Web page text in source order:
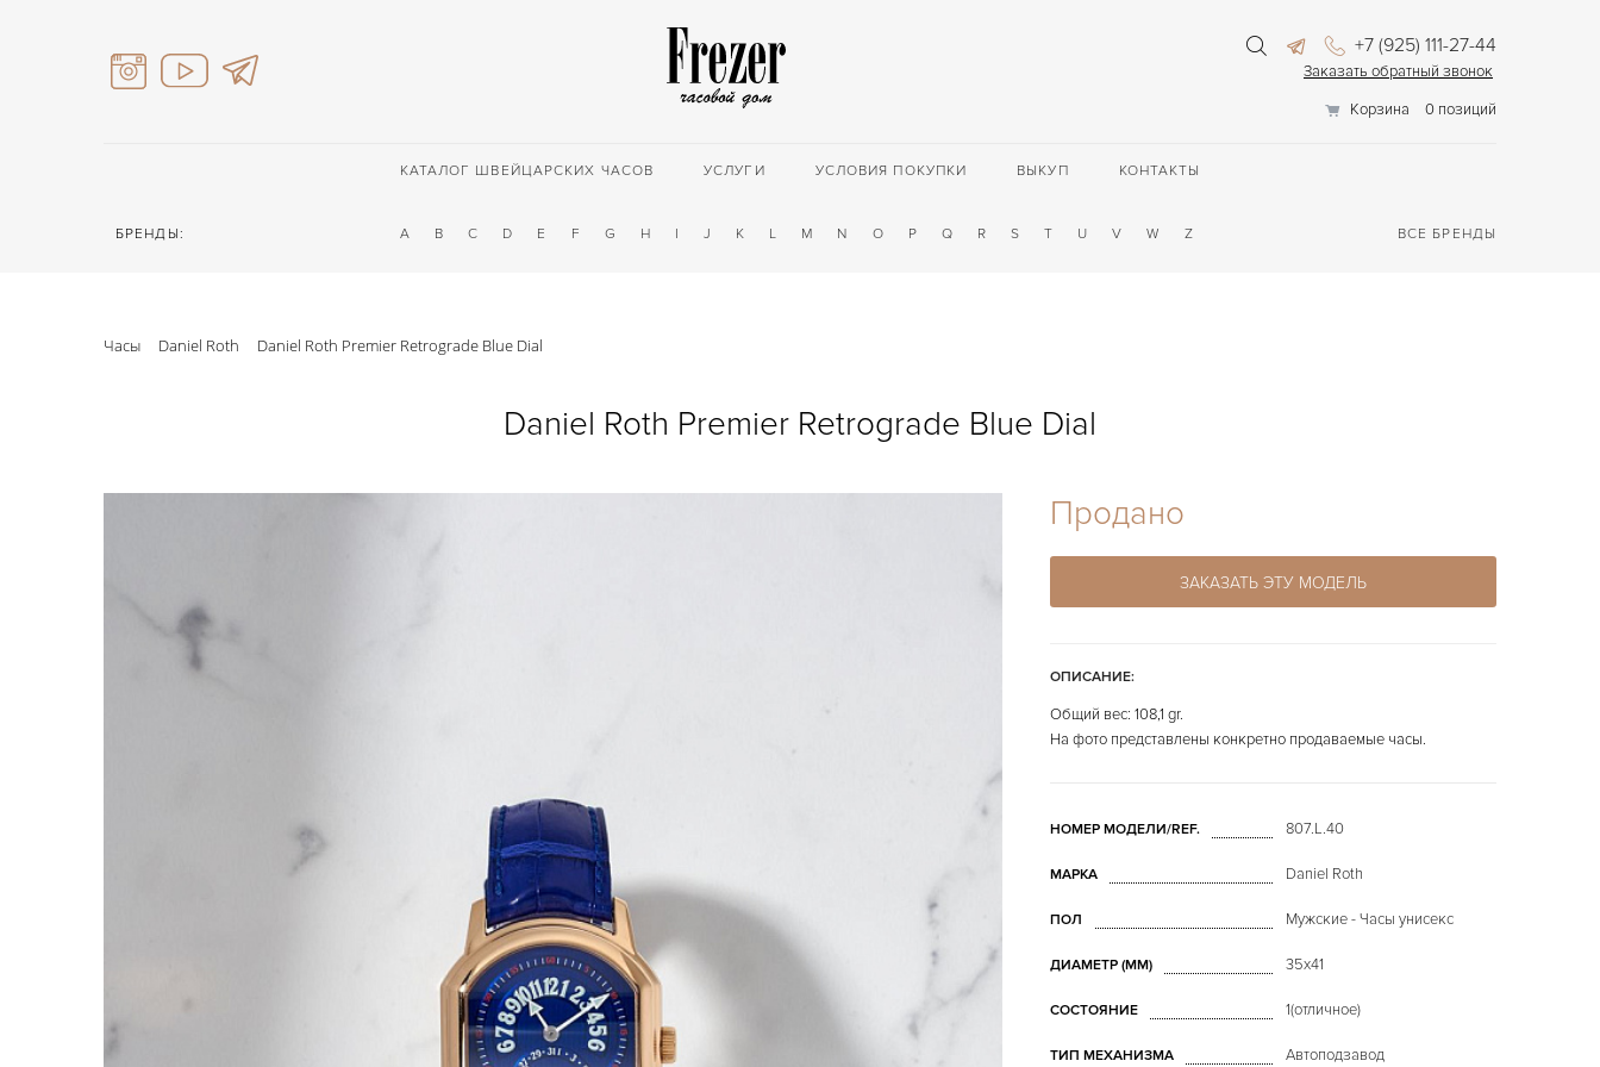
+7 (925) 111-27-44
Заказать обратный звонок
Корзина
0 позиций
КАТАЛОГ ШВЕЙЦАРСКИХ ЧАСОВ УСЛУГИ УСЛОВИЯ ПОКУПКИ ВЫКУП КОНТАКТЫ
БРЕНДЫ: A B C D E F G H I J K L M N O P Q R S T U V W Z ВСЕ БРЕНДЫ
Часы Daniel Roth Daniel Roth Premier Retrograde Blue Dial
Daniel Roth Premier Retrograde Blue Dial
Продано
ЗАКАЗАТЬ ЭТУ МОДЕЛЬ
ОПИСАНИЕ:
Общий вес: 108,1 gr.
На фото представлены конкретно продаваемые часы.
НОМЕР МОДЕЛИ/REF. 807.L.40
МАРКА Daniel Roth
ПОЛ Мужские - Часы унисекс
ДИАМЕТР (MM) 35х41
СОСТОЯНИЕ 1(отличное)
ТИП МЕХАНИЗМА Автоподзавод